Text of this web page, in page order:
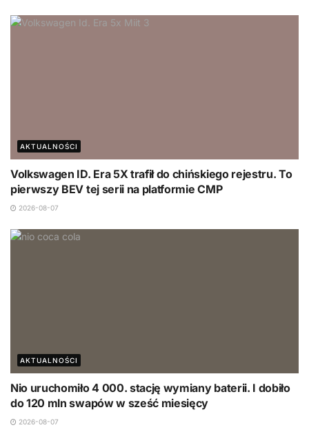
AKTUALNOŚCI
Volkswagen ID. Era 5X trafił do chińskiego rejestru. To
pierwszy BEV tej serii na platformie CMP
2026-08-07
AKTUALNOŚCI
Nio uruchomiło 4 000. stację wymiany baterii. I dobiło
do 120 mln swapów w sześć miesięcy
2026-08-07